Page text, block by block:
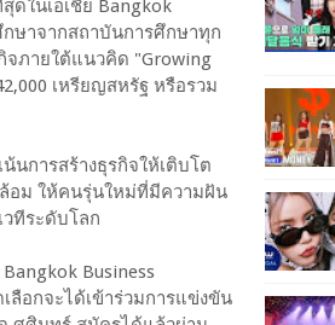
ในเอเชีย Bangkok
กษาจากสถาบันการศึกษาทุก
ภายใต้แนวคิด "Growing
เหรียญสหรัฐ หรือรวม
นการสร้างธุรกิจให้เติบโต
อม ให้คนรุ่นใหม่ที่มีความฝัน
วทีระดับโลก
Business
ลือกจะได้เข้าร่วมการแข่งขัน